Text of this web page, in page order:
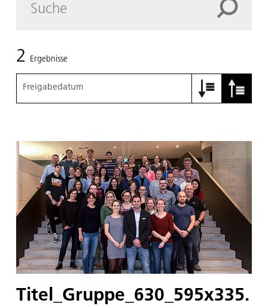
2 Ergebnisse
Freigabedatum
Titel_Gruppe_630_595x335.